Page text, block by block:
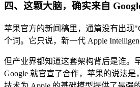
四、这颗大脑，确实来自
苹果官方的新闻稿里，通篇没有出现
个词。它只说，新一代 Apple
但产业界都知道这套架构背后是谁。
Google 就官宣了合作，苹果的说法是